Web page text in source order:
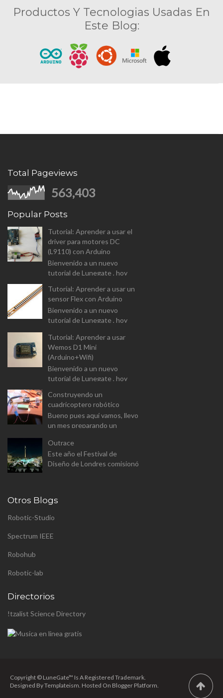
Productos Y Tecnologias Usadas En
Este Blog:
Total Pageviews
563,403
Popular Posts
Tutorial: Aprender a usar el
driver para motores DC
(L9110) con Arduino
Bienvenido a un nuevo
tutorial de Lunegate , hoy
controlar motores DC (L9110
Dual-Chanel H-Bridge). I...
Tutorial: Aprender a usar un
sensor Flex con Arduino
Bienvenido a un nuevo
tutorial de Lunegate , hoy
componente un tanto
diferente, y que las
aplicaciones estarán...
Tutorial: Aprender a usar
Wemos D1 Mini
(Arduino+Wifi)
Bienvenido a un nuevo
tutorial de Lunegate , hoy
Arduino equipado con un
modulo Wifi. El Wemos D1
Mini v...
Construyendo un
cuadricoptero robótico
Bueno pues aquí vamos, llevo
un mes preparando un
(aunque a este paso sera
proyecto personal). Se trata
de constr...
Outrace
Este año el Festival de
Diseño de Londres comisionó
pública p...
Otros Blogs
Robotic-Studio
Spectrum IEEE
Robohub
Robotic-lab
Directorios
!tzalist Science Directory
Copyright © LuneGate™ Is A Registered Trademark.
Designed ByTemplateism . Hosted On Blogger Platform.